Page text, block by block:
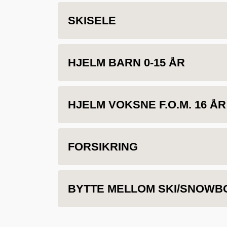
SKISELE
HJELM BARN 0-15 ÅR
HJELM VOKSNE F.O.M. 16 ÅR
FORSIKRING
BYTTE MELLOM SKI/